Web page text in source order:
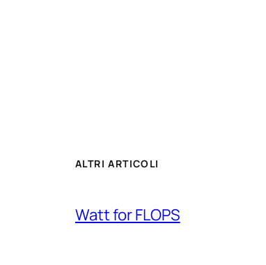
ALTRI ARTICOLI
Watt for FLOPS